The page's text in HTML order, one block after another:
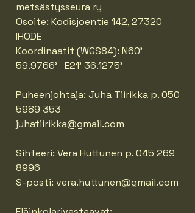
metsästysseura ry
Osoite: Kodisjoentie 142, 27320
IHODE
Koordinaatit (WGS84): N60'
59.9766' E21' 36.1275'
Puheenjohtaja: Juha Tiirikka p.050
5989 353
juhatiirikka@gmail.com
Sihteeri: Vera Huttunen p.045 269
8996
S-posti: vera.huttunen@gmail.com